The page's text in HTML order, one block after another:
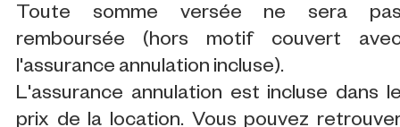
Toute somme versée ne sera
remboursée (hors motif couvert
l'assurance annulation incluse).
L'assurance annulation est incluse dans
prix de la location. Vous pouvez